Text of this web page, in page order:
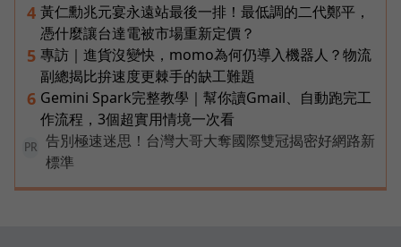
4 黃仁勳兆元宴永遠站最後一排！最低調的二代鄭平，
憑什麼讓台達電被市場重新定價？
5 專訪｜進貨沒變快，momo為何仍導入機器人？物流
副總揭比拚速度更棘手的缺工難題
6 Gemini Spark完整教學｜幫你讀Gmail、自動跑完工
作流程，3個超實用情境一次看
PR
告別極速迷思！台灣大哥大奪國際雙冠揭密好網路新
標準